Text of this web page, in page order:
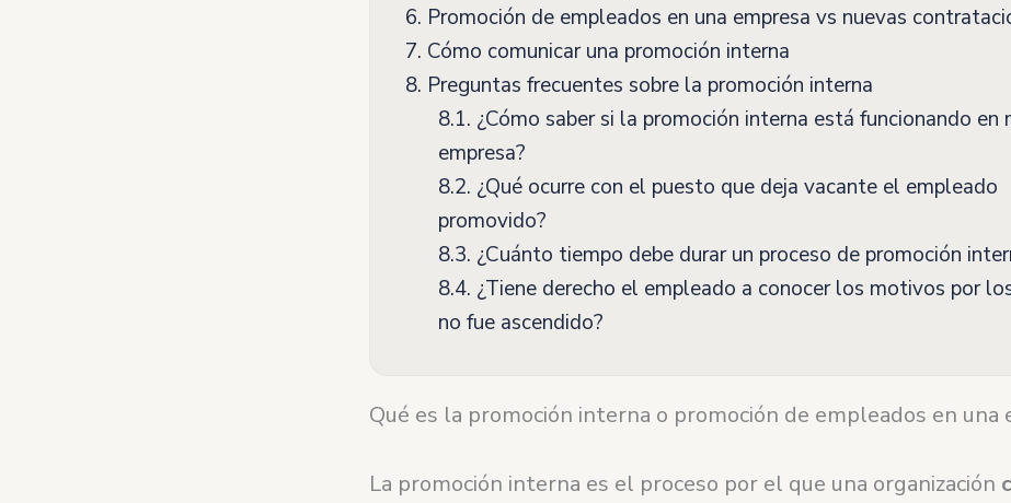
6. Promoción de empleados en una empresa vs nuevas
7. Cómo comunicar una promoción interna
8. Preguntas frecuentes sobre la promoción interna
8.1. ¿Cómo saber si la promoción interna está funcionando en
empresa?
8.2. ¿Qué ocurre con el puesto que deja vacante el empleado
promovido?
8.3. ¿Cuánto tiempo debe durar un proceso de promoción
8.4. ¿Tiene derecho el empleado a conocer los motivos por
no fue ascendido?
Qué es la promoción interna o promoción de empleados en una
La promoción interna es el proceso por el que una organización